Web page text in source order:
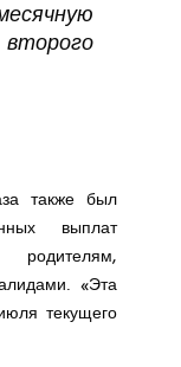
второго
также был
выплат
родителям,
«Эта
текущего